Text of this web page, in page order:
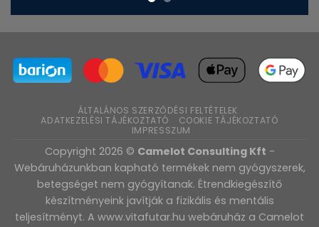
ÁLTALÁNOS SZERZŐDÉSI FELTÉTELEK
ADATKEZELÉSI TÁJÉKOZTATÓ
COOKIE TÁJÉKOZTATÓ
IMPRESSZUM
Copyright 2026 © Camelot Consulting Kft -
Webáruházunkban kapható termékek nem gyógyszerek,
betegséget nem gyógyítanak. Étrendkiegészítő
készítményeink javítják a fizikális és mentális
teljesítményt. A www.vitafutar.hu webáruház a Camelot